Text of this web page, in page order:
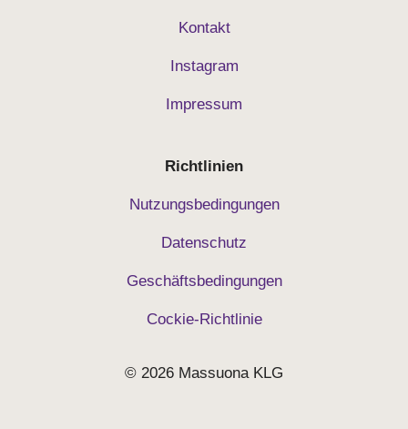
Kontakt
Instagram
Impressum
Richtlinien
Nutzungsbedingungen
Datenschutz
Geschäftsbedingungen
Cockie-Richtlinie
© 2026 Massuona KLG